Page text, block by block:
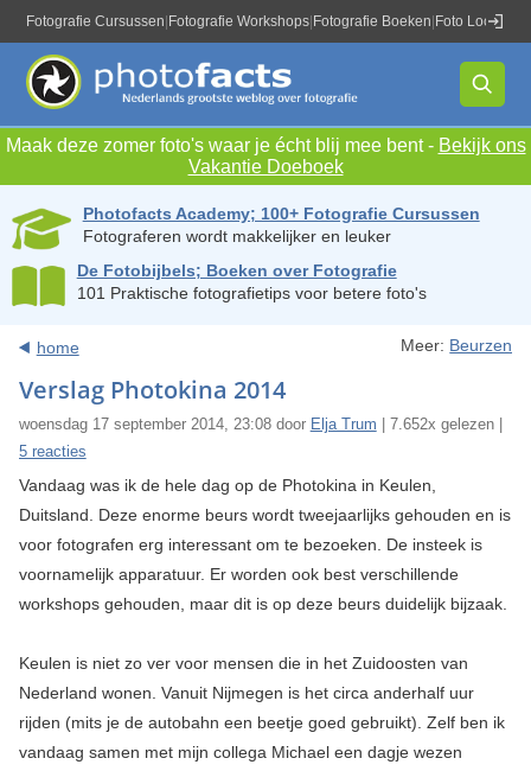
Fotografie Cursussen Fotografie Workshops Fotografie Boeken Foto Locaties
Maak deze zomer foto's waar je écht blij mee bent - Bekijk ons
Vakantie Doeboek
Photofacts Academy; 100+ Fotografie Cursussen
Fotograferen wordt makkelijker en leuker
De Fotobijbels; Boeken over Fotografie
101 Praktische fotografietips voor betere foto's
home Meer: Beurzen
Verslag Photokina 2014
woensdag 17 september 2014, 23:08 door Elja Trum | 7.652x gelezen |
5 reacties
Vandaag was ik de hele dag op de Photokina in Keulen,
Duitsland. Deze enorme beurs wordt tweejaarlijks gehouden en is
voor fotografen erg interessant om te bezoeken. De insteek is
voornamelijk apparatuur. Er worden ook best verschillende
workshops gehouden, maar dit is op deze beurs duidelijk bijzaak.
Keulen is niet zo ver voor mensen die in het Zuidoosten van
Nederland wonen. Vanuit Nijmegen is het circa anderhalf uur
rijden (mits je de autobahn een beetje goed gebruikt). Zelf ben ik
vandaag samen met mijn collega Michael een dagje wezen